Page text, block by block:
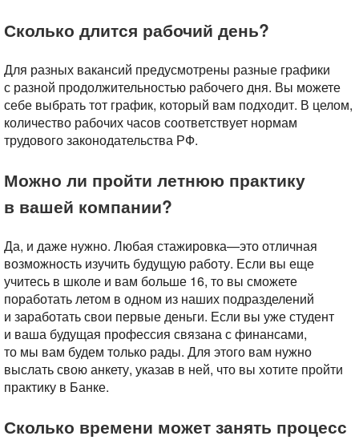
Сколько длится рабочий день?
Для разных вакансий предусмотрены разные графики
с разной продолжительностью рабочего дня. Вы можете
себе выбрать тот график, который вам подходит. В целом,
количество рабочих часов соответствует нормам
трудового законодательства РФ.
Можно ли пройти летнюю практику
в вашей компании?
Да, и даже нужно. Любая стажировка—это отличная
возможность изучить будущую работу. Если вы еще
учитесь в школе и вам больше 16, то вы сможете
поработать летом в одном из наших подразделений
и заработать свои первые деньги. Если вы уже студент
и ваша будущая профессия связана с финансами,
то мы вам будем только рады. Для этого вам нужно
выслать свою анкету, указав в ней, что вы хотите пройти
практику в Банке.
Сколько времени может занять процесс